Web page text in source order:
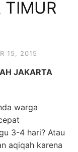
TIMUR
15, 2015
JAKARTA
warga
3-4 hari? Atau
aqiqah karena